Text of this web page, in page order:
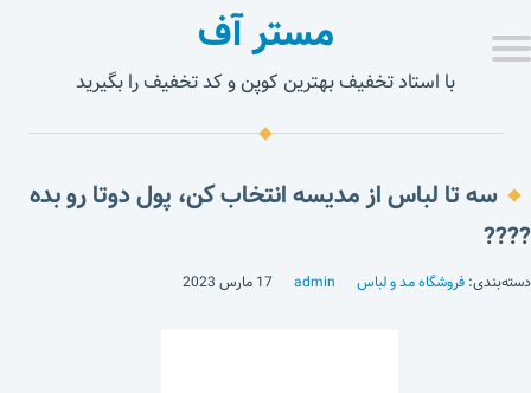
مستر آف
با استاد تخفیف بهترین کوپن و کد تخفیف را بگیرید
سه تا لباس از مدیسه انتخاب کن، پول دوتا رو بده
????
دسته‌بندی: فروشگاه مد و لباس admin 17 مارس 2023